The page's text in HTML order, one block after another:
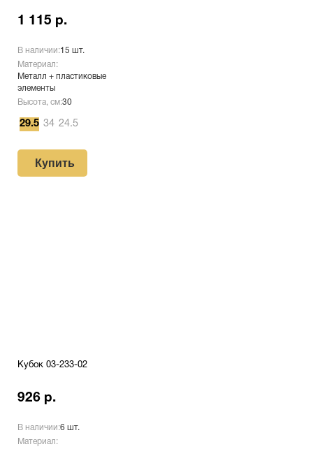
1 115 р.
В наличии:15 шт.
Материал:
Металл + пластиковые
элементы
Высота, см:30
29.5 34 24.5
Купить
Кубок 03-233-02
926 р.
В наличии:6 шт.
Материал: